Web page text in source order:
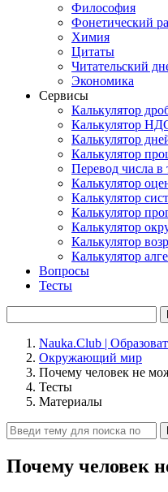
Философия
Фонетический
Химия
Цитаты
Читательский
Экономика
Сервисы
Калькулятор
Калькулятор
Калькулятор
Калькулятор
Перевод числа в
Калькулятор
Калькулятор
Калькулятор
Калькулятор
Калькулятор
Калькулятор
Вопросы
Тесты
Nauka.Club |
Окружающий мир
Почему человек не
Тесты
Материалы
Почему человек